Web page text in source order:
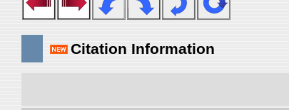
Citation Information